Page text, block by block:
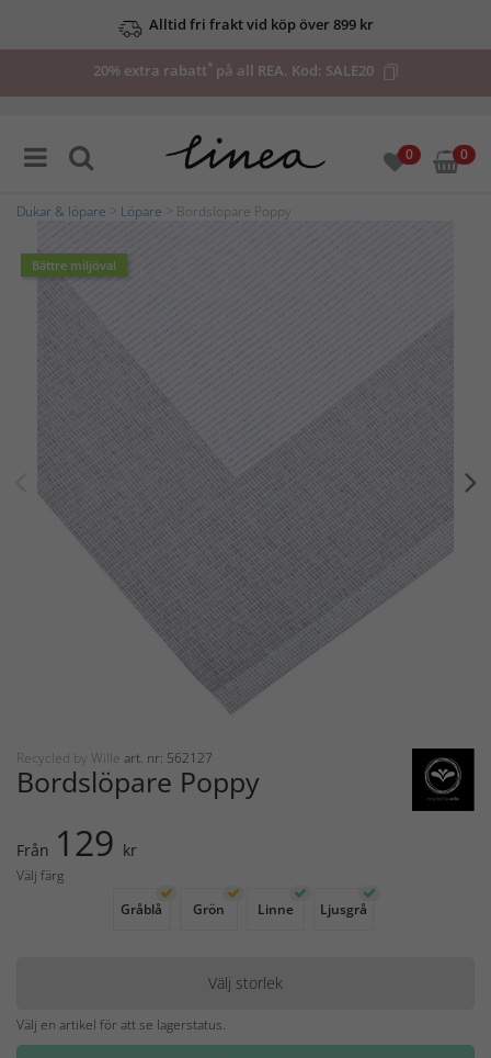
Alltid fri frakt vid köp över 899 kr
20% extra rabatt*på all REA. Kod: SALE20
0 0
Dukar & löpare Löpare > Bordslöpare Poppy
Bättre miljöval
Recycled by Wille art. nr: 562127
Bordslöpare Poppy
Från 129 kr
Välj färg
Gråblå
Grön Linne Ljusgrå
Välj storlek
Välj en artikel för att se lagerstatus.